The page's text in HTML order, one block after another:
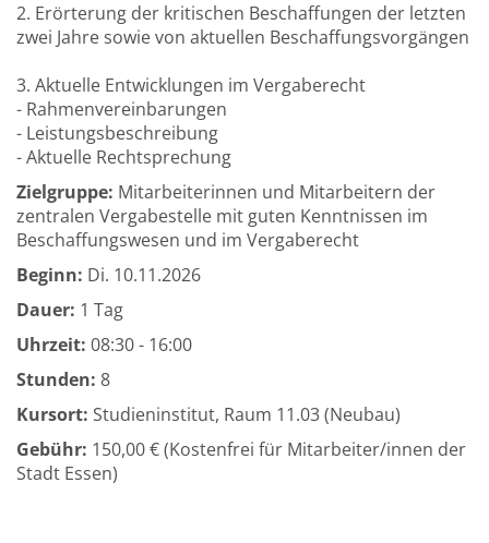
2. Erörterung der kritischen Beschaffungen der letzten
zwei Jahre sowie von aktuellen Beschaffungsvorgängen
3. Aktuelle Entwicklungen im Vergaberecht
- Rahmenvereinbarungen
- Leistungsbeschreibung
- Aktuelle Rechtsprechung
Zielgruppe: Mitarbeiterinnen und Mitarbeitern der
zentralen Vergabestelle mit guten Kenntnissen im
Beschaffungswesen und im Vergaberecht
Beginn: Di. 10.11.2026
Dauer: 1 Tag
Uhrzeit: 08:30 - 16:00
Stunden: 8
Kursort: Studieninstitut, Raum 11.03 (Neubau)
Gebühr: 150,00 € (Kostenfrei für Mitarbeiter/innen der
Stadt Essen)